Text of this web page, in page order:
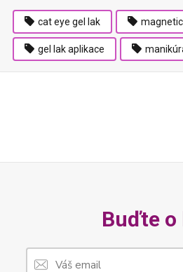
cat eye gel lak
gel lak aplikace
Buďte o